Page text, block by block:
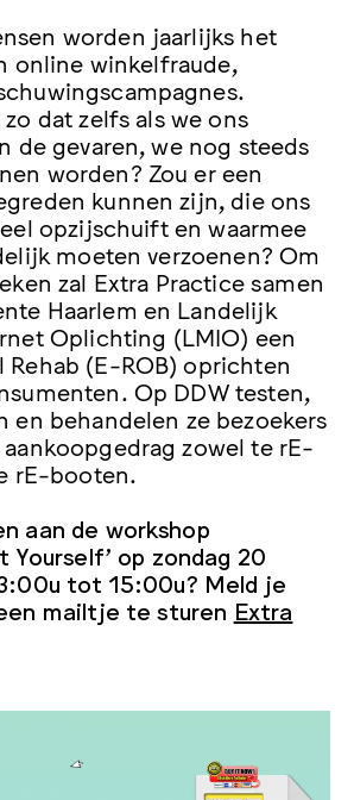
worden jaarlijks het
online winkelfraude,
dat zelfs als we ons
de gevaren, we nog steeds
worden? Zou er een
kunnen zijn, die ons
opzijschuift en waarmee
moeten verzoenen? Om
zal Extra Practice samen
Haarlem en Landelijk
Oplichting (LMIO) een
Rehab (E-ROB) oprichten
Op DDW testen,
en behandelen ze bezoekers
zowel te rE-
rE-booten.
aan de workshop
Yourself’ op zondag 20
tot 15:00u? Meld je
mailtje te sturen Extra